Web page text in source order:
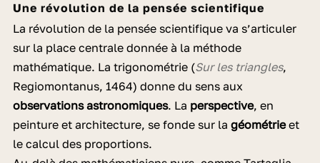
Une révolution de la pensée scientifique
La révolution de la pensée scientifique va s’articuler
sur la place centrale donnée à la méthode
mathématique. La trigonométrie (Sur les triangles,
Regiomontanus, 1464) donne du sens aux
observations astronomiques. La perspective, en
peinture et architecture, se fonde sur la géométrieet
le calcul des proportions.